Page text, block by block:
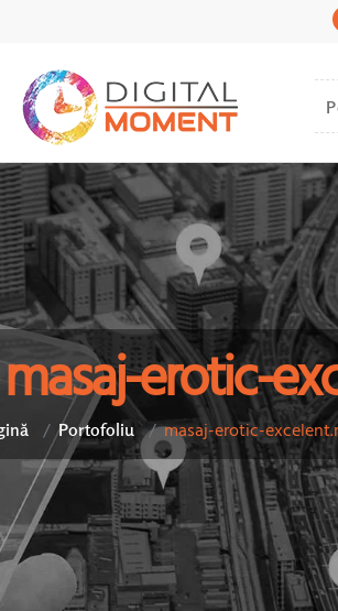
masaj-erotic-
Portofoliu masaj-erotic-